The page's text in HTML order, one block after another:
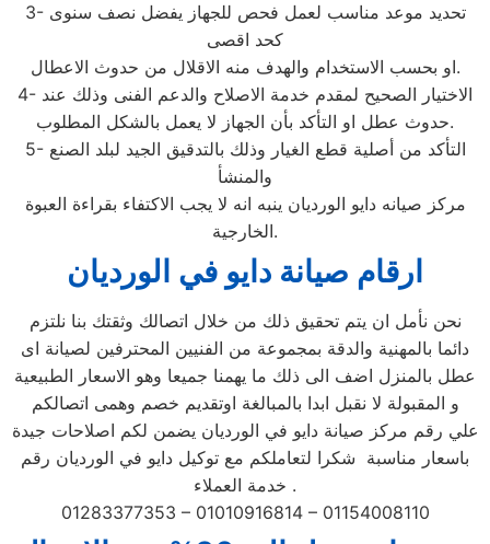
3- تحديد موعد مناسب لعمل فحص للجهاز يفضل نصف سنوى
كحد اقصى
او بحسب الاستخدام والهدف منه الاقلال من حدوث الاعطال.
4- الاختيار الصحيح لمقدم خدمة الاصلاح والدعم الفنى وذلك عند
حدوث عطل او التأكد بأن الجهاز لا يعمل بالشكل المطلوب.
5- التأكد من أصلية قطع الغيار وذلك بالتدقيق الجيد لبلد الصنع
والمنشأ
مركز صيانه دايو الورديان ينبه انه لا يجب الاكتفاء بقراءة العبوة
الخارجية.
ارقام صيانة دايو في الورديان
نحن نأمل ان يتم تحقيق ذلك من خلال اتصالك وثقتك بنا نلتزم
دائما بالمهنية والدقة بمجموعة من الفنيين المحترفين لصيانة اى
عطل بالمنزل اضف الى ذلك ما يهمنا جميعا وهو الاسعار الطبيعية
و المقبولة لا نقبل ابدا بالمبالغة اوتقديم خصم وهمى اتصالكم
علي رقم مركز صيانة دايو في الورديان يضمن لكم اصلاحات جيدة
باسعار مناسبة شكرا لتعاملكم مع توكيل دايو في الورديان رقم
خدمة العملاء .
01283377353 – 01010916814 – 01154008110